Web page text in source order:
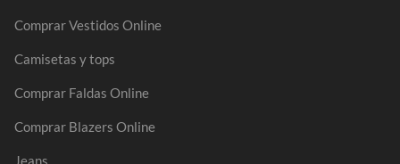
Comprar Vestidos Online
Camisetas y tops
Comprar Faldas Online
Comprar Blazers Online
Jeans